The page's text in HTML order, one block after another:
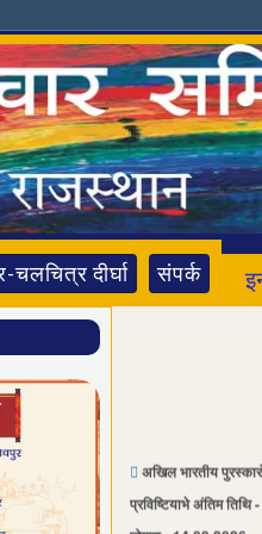
चलचित्र दीर्घा संपर्क
प्रविष्टियाभे अंतिम
घोषणा - 14.09.2026